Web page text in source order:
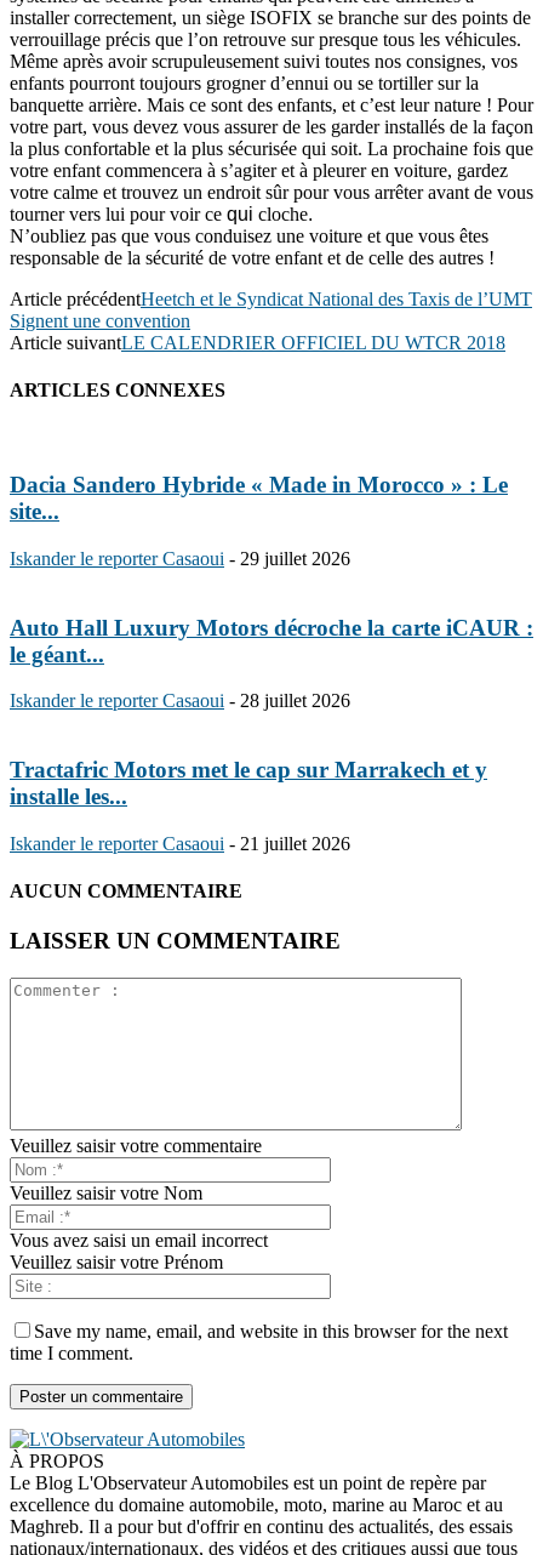
installer correctement, un siège ISOFIX se branche sur des points de
verrouillage précis que l’on retrouve sur presque tous les véhicules.
Même après avoir scrupuleusement suivi toutes nos consignes, vos
enfants pourront toujours grogner d’ennui ou se tortiller sur la
banquette arrière. Mais ce sont des enfants, et c’est leur nature ! Pour
votre part, vous devez vous assurer de les garder installés de la façon
la plus confortable et la plus sécurisée qui soit. La prochaine fois que
votre enfant commencera à s’agiter et à pleurer en voiture, gardez
votre calme et trouvez un endroit sûr pour vous arrêter avant de vous
tourner vers lui pour voir ce qui cloche.
N’oubliez pas que vous conduisez une voiture et que vous êtes
responsable de la sécurité de votre enfant et de celle des autres !
Article précédentHeetch et le Syndicat National des Taxis de l’UMT
Signent une convention
Article suivantLE CALENDRIER OFFICIEL DU WTCR 2018
ARTICLES CONNEXES
Dacia Sandero Hybride « Made in Morocco » : Le
site...
Iskander le reporter Casaoui - 29 juillet 2026
Auto Hall Luxury Motors décroche la carte iCAUR :
le géant...
Iskander le reporter Casaoui - 28 juillet 2026
Tractafric Motors met le cap sur Marrakech et y
installe les...
Iskander le reporter Casaoui - 21 juillet 2026
AUCUN COMMENTAIRE
LAISSER UN COMMENTAIRE
Veuillez saisir votre commentaire
Veuillez saisir votre Nom
Vous avez saisi un email incorrect
Veuillez saisir votre Prénom
Save my name, email, and website in this browser for the next
time I comment.
À PROPOS
Le Blog L'Observateur Automobiles est un point de repère par
excellence du domaine automobile, moto, marine au Maroc et au
Maghreb. Il a pour but d'offrir en continu des actualités, des essais
nationaux/internationaux, des vidéos et des critiques aussi que tous